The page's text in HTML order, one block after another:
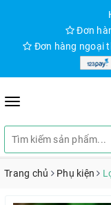
Đơn
Đơn hàng ngoại
Trang chủ Phụ kiện